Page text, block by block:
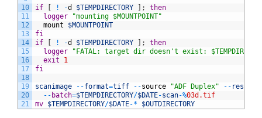
10
11
12
13
14
15
16
17
18
19
20
21
if ! -d $TEMPDIRECTORY ;
then
logger
"mounting $MOUNTPOINT"
mount
$MOUNTPOINT
fi
if
! -d $TEMPDIRECTORY ;
then
logger
"FATAL: target dir doesn't exist:
exit
1
fi
scanimage --format=tiff --source "ADF Duplex" --
-- batch=$TEMPDIRECTORY/$DATE-scan-%03d.tif
mv $TEMPDIRECTORY/$DATE-* $OUTDIRECTORY